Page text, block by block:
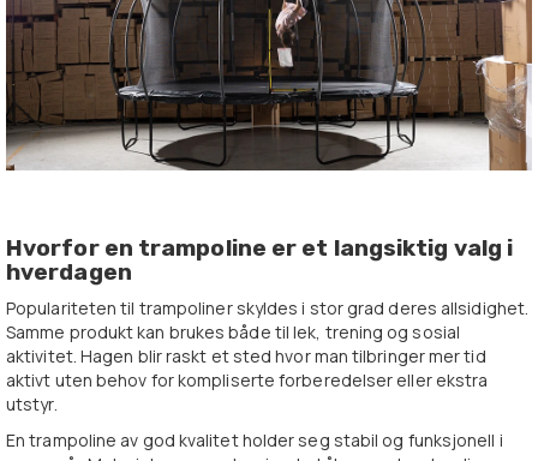
Hvorfor en trampoline er et langsiktig valg i
hverdagen
Populariteten til trampoliner skyldes i stor grad deres allsidighet.
Samme produkt kan brukes både til lek, trening og sosial
aktivitet. Hagen blir raskt et sted hvor man tilbringer mer tid
aktivt uten behov for kompliserte forberedelser eller ekstra
utstyr.
En trampoline av god kvalitet holder seg stabil og funksjonell i